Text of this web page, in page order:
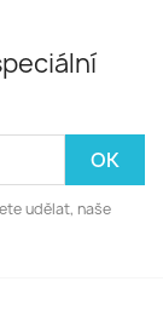
udělat, naše